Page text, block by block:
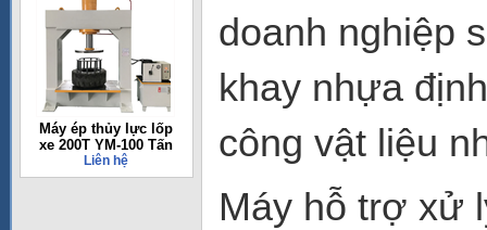
Máy ép thủy lực lốp
xe 200T YM-100 Tấn
Liên hệ
doanh nghiệp
khay nhựa
công vật liệu
Máy hỗ trợ xử